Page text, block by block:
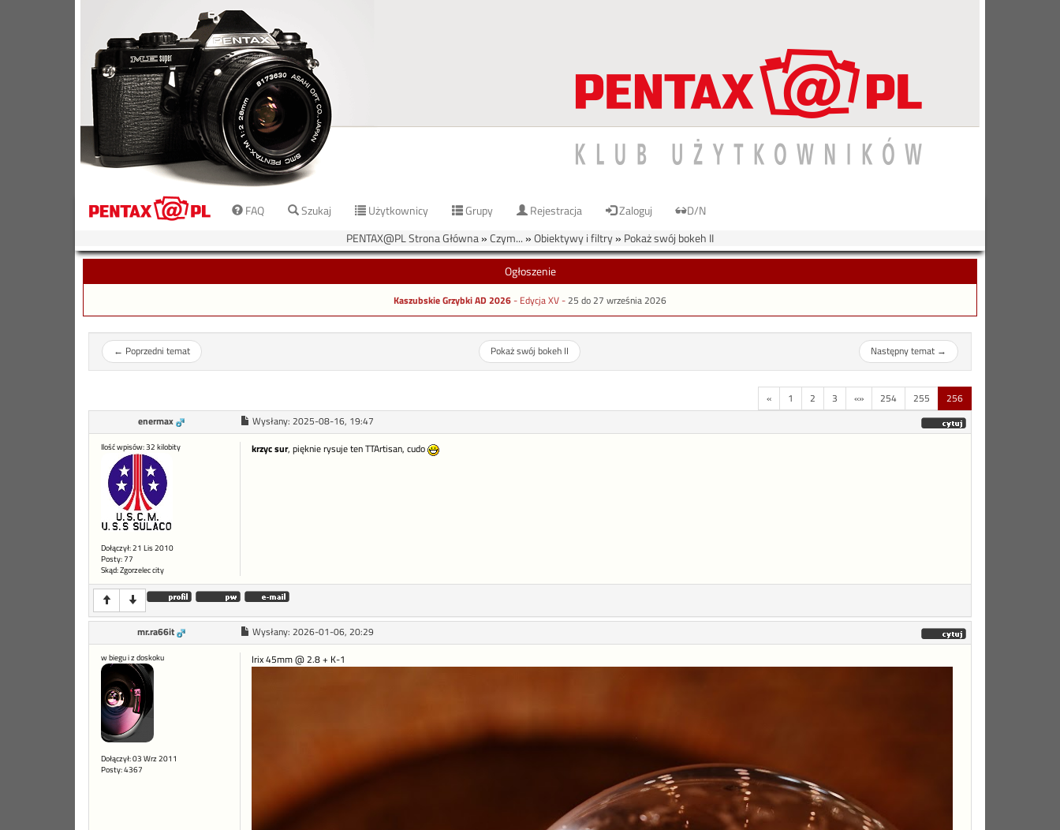
FAQ Szukaj Użytkownicy Grupy Rejestracja Zaloguj
D/N
PENTAX@PL Strona Główna»Czym... »Obiektywy i filtry» Pokaż swój bokeh II
Ogłoszenie
Kaszubskie Grzybki AD 2026- Edycja XV -25 do 27 września 2026
← Poprzedni temat Pokaż swój bokeh II Następny temat→
« 1 2 3 «» 254 255 256
enermax Wysłany: 2025-08-16, 19:47
Ilość wpisów: 32 kilobity
Dołączył: 21 Lis 2010
Posty: 77
Skąd: Zgorzelec city
krzyc sur, pięknie rysuje ten TTArtisan, cudo
mr.ra66it Wysłany: 2026-01-06, 20:29
w biegu i z doskoku
Dołączył: 03 Wrz 2011
Posty: 4367
Irix 45mm @ 2.8 + K-1